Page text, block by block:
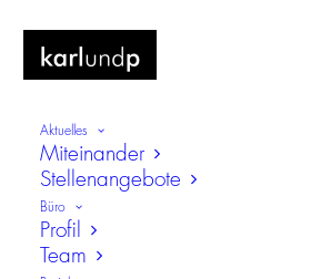
Aktuelles
Miteinander
Stellenangebote
Büro
Profil
Team